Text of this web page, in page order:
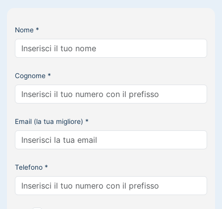
Nome *
Cognome *
Email (la tua migliore) *
Telefono *